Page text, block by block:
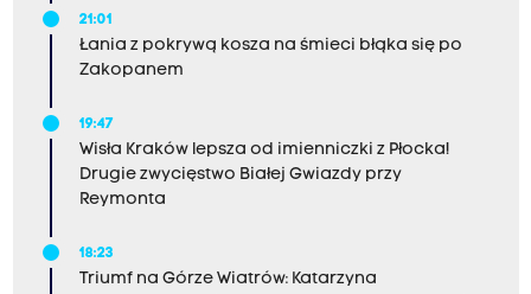
21:01
Łania z pokrywą kosza na śmieci błąka się po
Zakopanem
19:47
Wisła Kraków lepsza od imienniczki z Płocka!
Drugie zwycięstwo Białej Gwiazdy przy
Reymonta
18:23
Triumf na Górze Wiatrów: Katarzyna